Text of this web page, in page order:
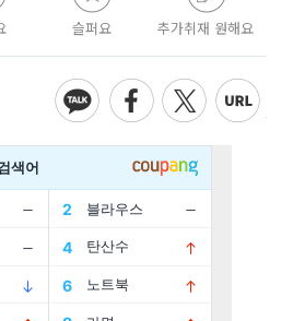
슬퍼요 추가취재 원해요